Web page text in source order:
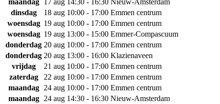
dinsdag
18 aug 10:00 - 17:00 Emmen centrum
woensdag 19 aug 10:00 - 17:00 Emmen centrum
woensdag 19 aug 13:00 - 15:00 Emmer-Compascuum
donderdag 20 aug 10:00 - 17:00 Emmen centrum
donderdag 20 aug 13:00 - 16:00 Klazienaveen
vrijdag
21 aug 10:00 - 17:00 Emmen centrum
zaterdag
22 aug 10:00 - 17:00 Emmen centrum
maandag
24 aug 10:00 - 17:00 Emmen centrum
maandag
24 aug 14:30 - 16:30 Nieuw-Amsterdam